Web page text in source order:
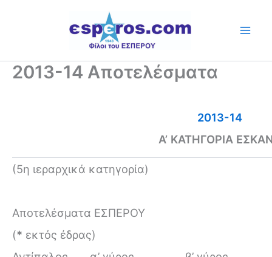
2013-14 Αποτελέσματα
2013-14
Α’ ΚΑΤΗΓΟΡΙΑ
(5η ιεραρχικά κατηγορία)
Αποτελέσματα ΕΣΠΕΡΟΥ
(* εκτός έδρας)